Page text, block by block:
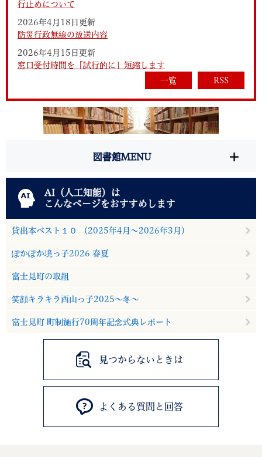
行止めについて
2026年4月18日更新
防災行政無線の放送内容
2026年4月15日更新
窓口受付時間を「試行的に」短縮します
一覧
RSS
図書館MENU
AI（人工知能）は
こんなページをおすすめします
貸出本ベスト１０ （2025年4月～2026年3月）
ぽかぽか境っ子2026 春夏
富士見町の取組
笑顔キラキラ西山っ子2025～冬～
富士見町 町制施行70周年記念式典レポート
見つからないときは
よくある質問と回答